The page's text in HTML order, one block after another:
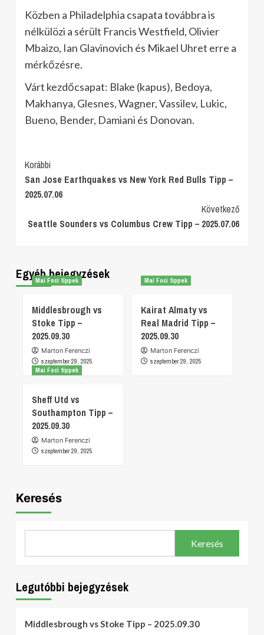
Közben a Philadelphia csapata továbbra is
nélkülözi a sérült Francis Westfield, Olivier
Mbaizo, Ian Glavinovich és Mikael Uhret erre a
mérkőzésre.
Várt kezdőcsapat: Blake (kapus), Bedoya,
Makhanya, Glesnes, Wagner, Vassilev, Lukic,
Bueno, Bender, Damiani és Donovan.
Post
Navigation
Korábbi
San Jose Earthquakes vs New York Red Bulls Tipp –
2025.07.06
Következő
Seattle Sounders vs Columbus Crew Tipp – 2025.07.06
Egyéb bejegyzések
Mai Foci tippek
Middlesbrough vs
Stoke Tipp –
2025.09.30
Marton Ferenczi
szeptember 29, 2025
Mai Foci tippek
Kairat Almaty vs
Real Madrid Tipp –
2025.09.30
Marton Ferenczi
szeptember 29, 2025
Mai Foci tippek
Sheff Utd vs
Southampton Tipp –
2025.09.30
Marton Ferenczi
szeptember 29, 2025
Keresés
Keresés
Legutóbbi bejegyzések
Middlesbrough vs Stoke Tipp – 2025.09.30